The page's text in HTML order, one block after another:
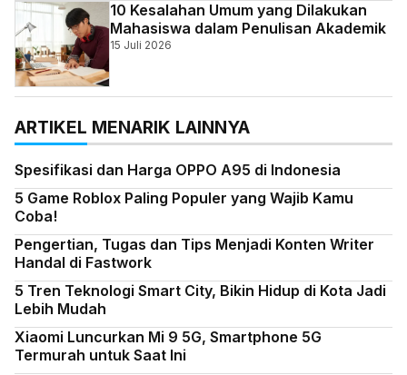
10 Kesalahan Umum yang Dilakukan
Mahasiswa dalam Penulisan Akademik
15 Juli 2026
ARTIKEL MENARIK LAINNYA
Spesifikasi dan Harga OPPO A95 di Indonesia
5 Game Roblox Paling Populer yang Wajib Kamu
Coba!
Pengertian, Tugas dan Tips Menjadi Konten Writer
Handal di Fastwork
5 Tren Teknologi Smart City, Bikin Hidup di Kota Jadi
Lebih Mudah
Xiaomi Luncurkan Mi 9 5G, Smartphone 5G
Termurah untuk Saat Ini